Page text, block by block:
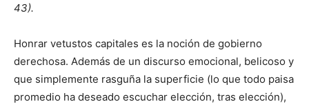
43).
Honrar vetustos capitales es la noción de gobierno
derechosa. Además de un discurso emocional, belicoso y
que simplemente rasguña la superficie (lo que todo paisa
promedio ha deseado escuchar elección, tras elección),